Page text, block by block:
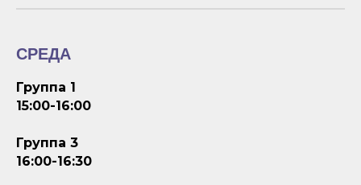
СРЕДА
Группа 1
15:00-16:00
Группа 3
16:00-16:30